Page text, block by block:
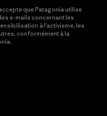
que Patagonia utilise
e-mails concernant les
à l’activisme, les
conformément à la